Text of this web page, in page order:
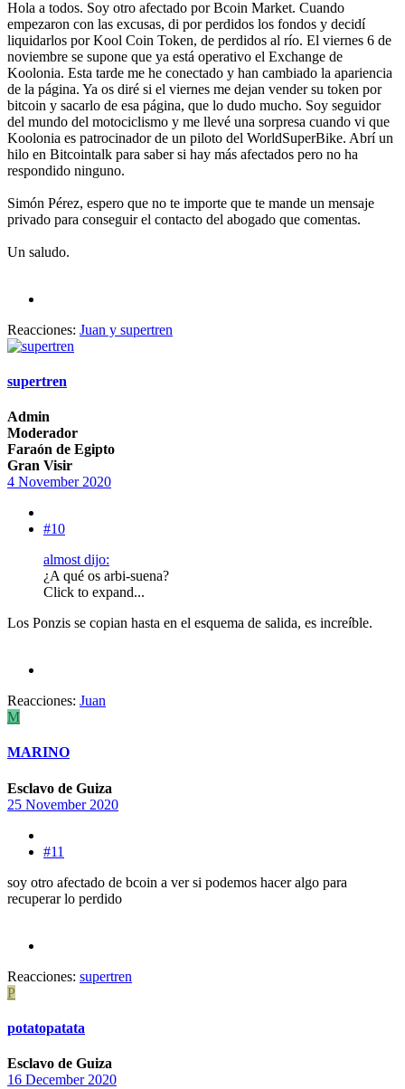
Hola a todos. Soy otro afectado por Bcoin Market. Cuando
empezaron con las excusas, di por perdidos los fondos y decidí
liquidarlos por Kool Coin Token, de perdidos al río. El viernes 6 de
noviembre se supone que ya está operativo el Exchange de
Koolonia. Esta tarde me he conectado y han cambiado la apariencia
de la página. Ya os diré si el viernes me dejan vender su token por
bitcoin y sacarlo de esa página, que lo dudo mucho. Soy seguidor
del mundo del motociclismo y me llevé una sorpresa cuando vi que
Koolonia es patrocinador de un piloto del WorldSuperBike. Abrí un
hilo en Bitcointalk para saber si hay más afectados pero no ha
respondido ninguno.
Simón Pérez, espero que no te importe que te mande un mensaje
privado para conseguir el contacto del abogado que comentas.
Un saludo.
Reacciones: Juan y supertren
supertren
Admin
Moderador
Faraón de Egipto
Gran Visir
4 November 2020
#10
almost dijo:
¿A qué os arbi-suena?
Click to expand...
Los Ponzis se copian hasta en el esquema de salida, es increíble.
Reacciones: Juan
M
MARINO
Esclavo de Guiza
25 November 2020
#11
soy otro afectado de bcoin a ver si podemos hacer algo para
recuperar lo perdido
Reacciones: supertren
P
potatopatata
Esclavo de Guiza
16 December 2020